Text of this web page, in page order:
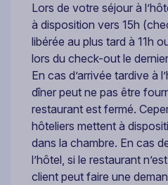
Lors de votre séjour à
à disposition vers 15h
libérée au plus tard à 11h
lors du check-out le
En cas d’arrivée tardive à
dîner peut ne pas être
restaurant est fermé.
hôteliers mettent à
dans la chambre. En cas
l’hôtel, si le restaurant
client peut faire une